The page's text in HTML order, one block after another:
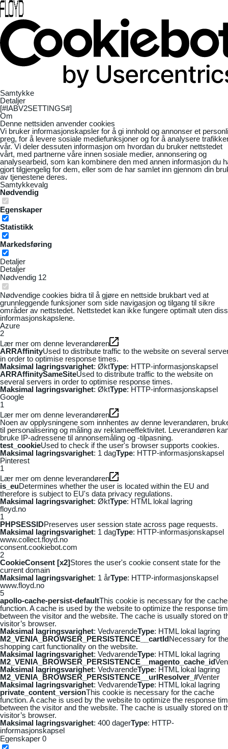
Samtykke
Detaljer
[#IABV2SETTINGS#]
Om
Denne nettsiden anvender cookies
Vi bruker informasjonskapsler for å gi innhold og annonser et
preg, for å levere sosiale mediefunksjoner og for å analysere
vår. Vi deler dessuten informasjon om hvordan du bruker nettstedet
vårt, med partnerne våre innen sosiale medier, annonsering og
analysearbeid, som kan kombinere den med annen informasjon du
gjort tilgjengelig for dem, eller som de har samlet inn gjennom din
av tjenestene deres.
Samtykkevalg
Nødvendig
Egenskaper
Statistikk
Markedsføring
Detaljer
Detaljer
Nødvendig 12
Nødvendige cookies bidra til å gjøre en nettside brukbart ved at
grunnleggende funksjoner som side navigasjon og tilgang til sikre
områder av nettstedet. Nettstedet kan ikke fungere optimalt uten
informasjonskapslene.
Azure
2
Lær mer om denne leverandøren
ARRAffinityUsed to distribute traffic to the website on several
in order to optimise response times.
Maksimal lagringsvarighet: ØktType: HTTP-informasjonskapsel
ARRAffinitySameSiteUsed to distribute traffic to the website on
several servers in order to optimise response times.
Maksimal lagringsvarighet: ØktType: HTTP-informasjonskapsel
Google
1
Lær mer om denne leverandøren
Noen av opplysningene som innhentes av denne leverandøren,
til personalisering og måling av reklameeffektivitet. Leverandøren
bruke IP-adressene til annonsemåling og -tilpasning.
test_cookieUsed to check if the user's browser supports cookies.
Maksimal lagringsvarighet: 1 dagType: HTTP-informasjonskapsel
Pinterest
1
Lær mer om denne leverandøren
is_euDetermines whether the user is located within the EU and
therefore is subject to EU's data privacy regulations.
Maksimal lagringsvarighet: ØktType: HTML lokal lagring
floyd.no
1
PHPSESSIDPreserves user session state across page requests.
Maksimal lagringsvarighet: 1 dagType: HTTP-informasjonskapsel
www.collect.floyd.no
consent.cookiebot.com
2
CookieConsent [x2]Stores the user's cookie consent state for the
current domain
Maksimal lagringsvarighet: 1 årType: HTTP-informasjonskapsel
www.floyd.no
5
apollo-cache-persist-defaultThis cookie is necessary for the cache
function. A cache is used by the website to optimize the response
between the visitor and the website. The cache is usually stored on
visitor’s browser.
Maksimal lagringsvarighet: VedvarendeType: HTML lokal lagring
M2_VENIA_BROWSER_PERSISTENCE__cartIdNecessary for the
shopping cart functionality on the website.
Maksimal lagringsvarighet: VedvarendeType: HTML lokal lagring
M2_VENIA_BROWSER_PERSISTENCE__magento_cache_id
Maksimal lagringsvarighet: VedvarendeType: HTML lokal lagring
M2_VENIA_BROWSER_PERSISTENCE__urlResolver_#Venter
Maksimal lagringsvarighet: VedvarendeType: HTML lokal lagring
private_content_versionThis cookie is necessary for the cache
function. A cache is used by the website to optimize the response
between the visitor and the website. The cache is usually stored on
visitor’s browser.
Maksimal lagringsvarighet: 400 dagerType: HTTP-
informasjonskapsel
Egenskaper 0